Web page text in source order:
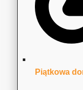
Piątkowa